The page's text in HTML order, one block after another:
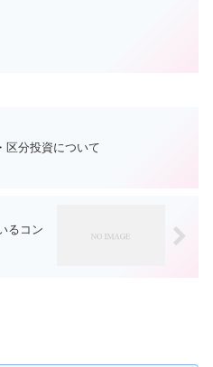
区分投資について
るコン